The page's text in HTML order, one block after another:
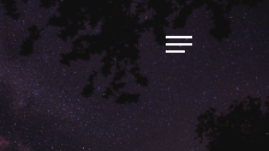
トップページ